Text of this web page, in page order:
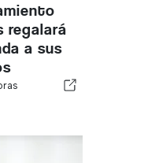
regalará
a sus